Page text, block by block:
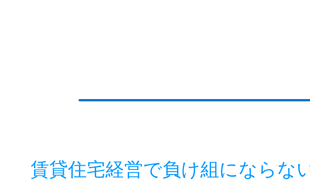
賃貸住宅経営で負け組にならな